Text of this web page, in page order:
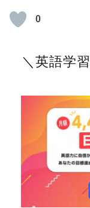
0
＼英語学